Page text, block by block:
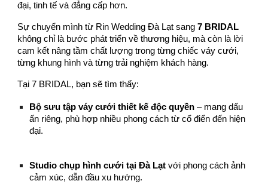
đại, tinh tế và đẳng cấp hơn.
Sự chuyển mình từ Rin Wedding Đà Lạt sang7 BRIDAL
không chỉ là bước phát triển về thương hiệu, mà còn là lời
cam kết nâng tầm chất lượng trong từng chiếc váy cưới,
từng khung hình và từng trải nghiệm khách hàng.
Tại 7 BRIDAL, bạn sẽ tìm thấy:
Bộ sưu tập váy cưới thiết kế độc quyền – mang dấu
ấn riêng, phù hợp nhiều phong cách từ cổ điển đến hiện
đại.
Studio chụp hình cưới tại Đà Lạt với phong cách ảnh
cảm xúc, dẫn đầu xu hướng.